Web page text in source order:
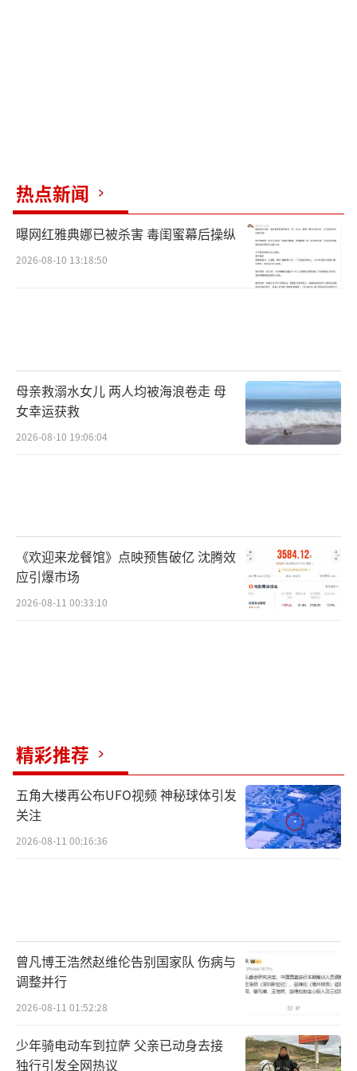
227千瓦，同样搭载高性能三元锂离子电池。根
据申报信息，电池容量有79.9千瓦时和97.6千
瓦时可选，CLTC工况下的续航里程覆盖665公
里至816公里，满足不同用户的出行需求。（责任
热点新闻
曝网红雅典娜已被杀害 毒闺蜜幕后操纵
2026-08-10 13:18:50
母亲救溺水女儿 两人均被海浪卷走 母
女幸运获救
2026-08-10 19:06:04
《欢迎来龙餐馆》点映预售破亿 沈腾效
应引爆市场
2026-08-11 00:33:10
精彩推荐
五角大楼再公布UFO视频 神秘球体引发
关注
2026-08-11 00:16:36
曾凡博王浩然赵维伦告别国家队 伤病与
调整并行
2026-08-11 01:52:28
少年骑电动车到拉萨 父亲已动身去接
独行引发全网热议